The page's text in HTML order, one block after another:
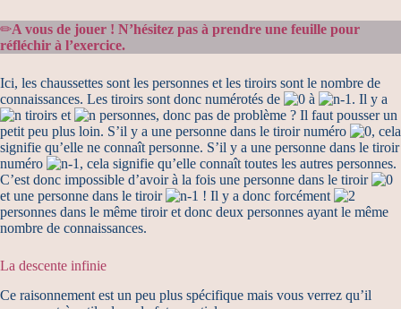
✏A vous de jouer ! N’hésitez pas à prendre une feuille pour
réfléchir à l’exercice.
Ici, les chaussettes sont les personnes et les tiroirs sont le nombre de
connaissances. Les tiroirs sont donc numérotés de
à
. Il y a
tiroirs et
personnes, donc pas de problème ? Il faut pousser un
petit peu plus loin. S’il y a une personne dans le tiroir numéro
, cela
signifie qu’elle ne connaît personne. S’il y a une personne dans le tiroir
numéro
, cela signifie qu’elle connaît toutes les autres personnes.
C’est donc impossible d’avoir à la fois une personne dans le tiroir
et une personne dans le tiroir
! Il y a donc forcément
personnes dans le même tiroir et donc deux personnes ayant le même
nombre de connaissances.
La descente infinie
Ce raisonnement est un peu plus spécifique mais vous verrez qu’il